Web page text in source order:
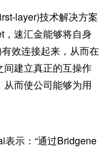
layer)技术解决方案
，速汇金能够将自身
效连接起来，从而在
间建立真正的互操作
而使公司能够为用
示：“通过Bridgene